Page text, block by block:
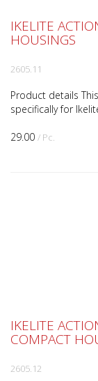
29.00 / Pc.
IKELITE
HOUSINGS
2605.11
Product details
specifically for
IKELITE
COMPACT
2605.12